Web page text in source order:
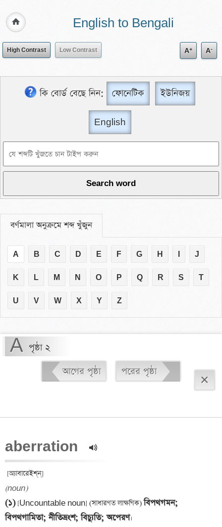
English to Bengali
High Contrast Low Contrast A+ A-
কি বোর্ড বেছে নিন: ফোনেটিক ইউনিজয়
English
বর্ণমালা অনুক্রমে শব্দ খুঁজুন
A B C D E F G H I J
K L M N O P Q R S T
U V W X Y Z
A পৃষ্ঠা ২
আগের পৃষ্ঠা
পরের পৃষ্ঠা
×
aberration
(noun)
(১) [Uncountable noun] (সাধারণত লাক্ষণিক) বিপথগমন;
বিপথগামিতা; নীতিভ্রংশ; বিচ্যুতি; অপেরণ